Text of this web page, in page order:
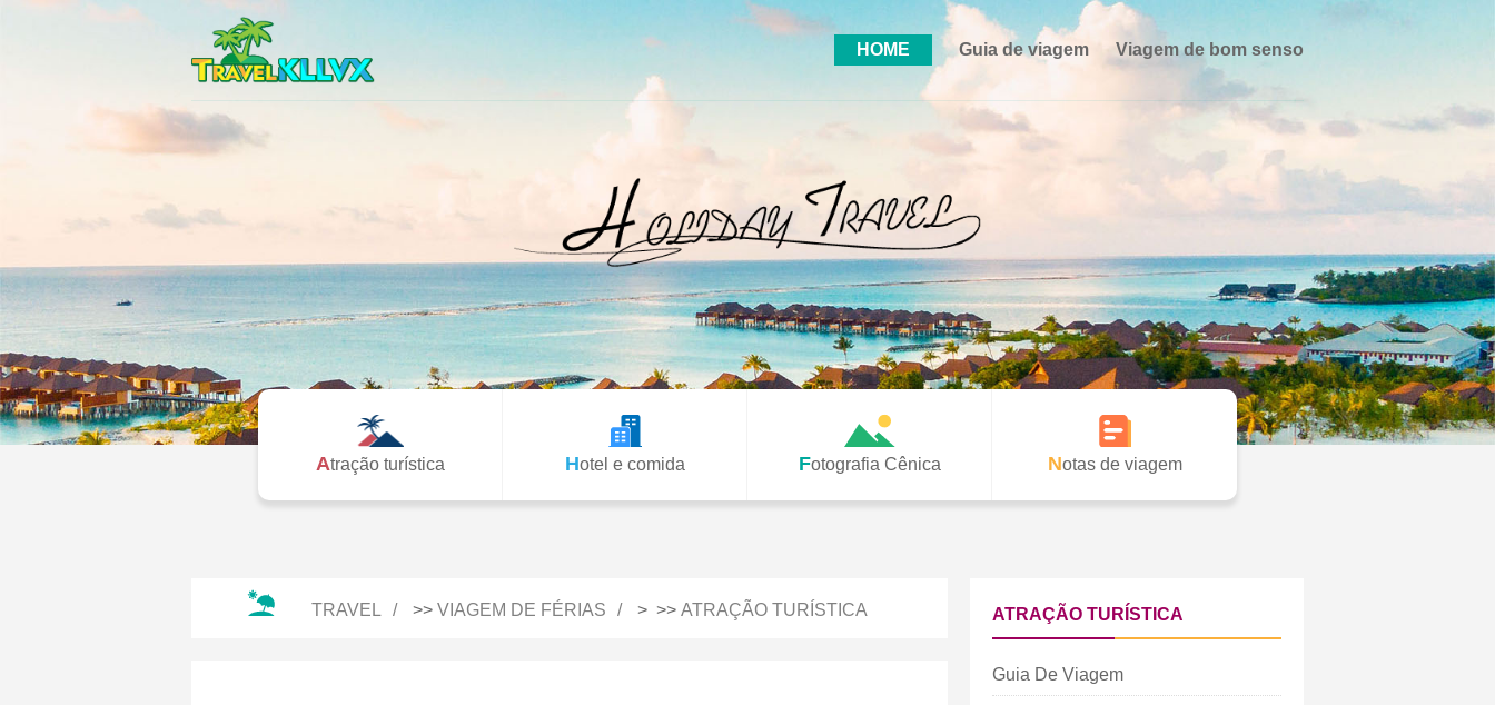
HOME Guia de viagem Viagem de bom senso
Atração turística Hotel e comida Fotografia Cênica Notas de viagem
TRAVEL >> VIAGEM DE FÉRIAS > >> ATRAÇÃO TURÍSTICA ATRAÇÃO TURÍSTICA
Guia De Viagem